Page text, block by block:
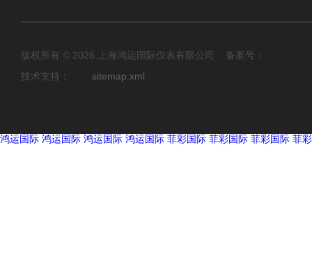
版权所有 © 2026 上海鸿运国际仪表有限公司 备案号：
技术支持： sitemap.xml
鸿运国际 鸿运国际 鸿运国际 鸿运国际 菲彩国际 菲彩国际 菲彩国际 菲